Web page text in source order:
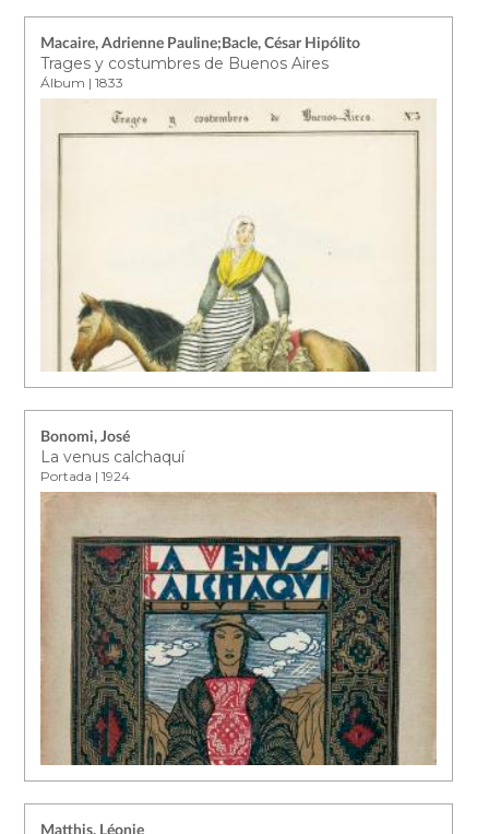
Macaire, Adrienne Pauline;Bacle, César Hipólito
Trages y costumbres de Buenos Aires
Álbum | 1833
Bonomi, José
La venus calchaquí
Portada | 1924
Matthis, Léonie